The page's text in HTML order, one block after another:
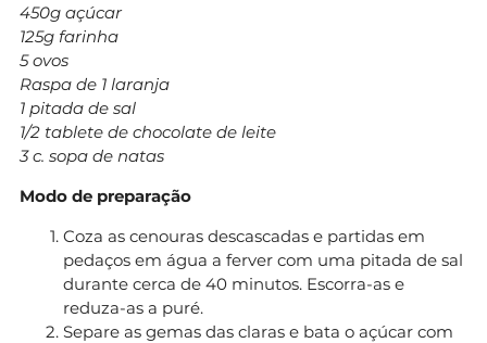
450g açúcar
125g farinha
5 ovos
Raspa de 1 laranja
1 pitada de sal
1/2 tablete de chocolate de leite
3 c. sopa de natas
Modo de preparação
Coza as cenouras descascadas e partidas em
pedaços em água a ferver com uma pitada de sal
durante cerca de 40 minutos. Escorra-as e
reduza-as a puré.
Separe as gemas das claras e bata o açúcar com